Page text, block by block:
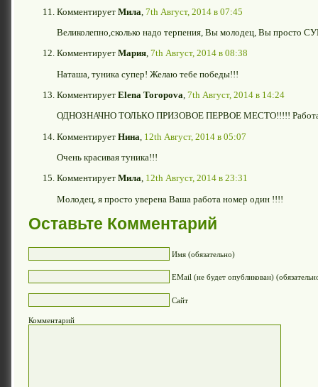
Комментирует Мила 7th Август, 2014 в 07:45
Великолепно,сколько надо терпения, Вы молодец, Вы просто
Комментирует Мария, 7th Август, 2014 в 08:38
Наташа, туника супер! Желаю тебе победы!!!
Комментирует Elena Toropova, 7th Август, 2014 в 14:24
ОДНОЗНАЧНО ТОЛЬКО ПРИЗОВОЕ ПЕРВОЕ МЕСТО!!!!! Работа
Комментирует Нина 12th Август, 2014 в 05:07
Очень красивая туника!!!
Комментирует Мила, 12th Август, 2014 в 23:31
Молодец, я просто уверена Ваша работа номер один !!!!
Оставьте Комментарий
Имя (обязательно)
EMail (не будет опубликован)
Сайт
Комментарий